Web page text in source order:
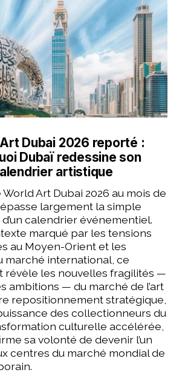
Dubai 2026 reporté :
Dubaï redessine son
artistique
Art Dubai 2026 au mois de
largement la simple
calendrier événementiel.
marqué par les tensions
au Moyen-Orient et les
marché international, ce
révèle les nouvelles fragilités —
ambitions — du marché de l’art
repositionnement stratégique,
des collectionneurs du
culturelle accélérée,
sa volonté de devenir l’un
centres du marché mondial de